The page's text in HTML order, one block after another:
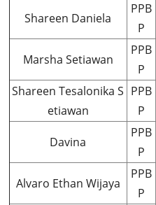
Shareen Daniela
PPB
P
Marsha Setiawan
PPB
P
Shareen Tesalonika S
etiawan
PPB
P
Davina
PPB
P
Alvaro Ethan Wijaya
PPB
P